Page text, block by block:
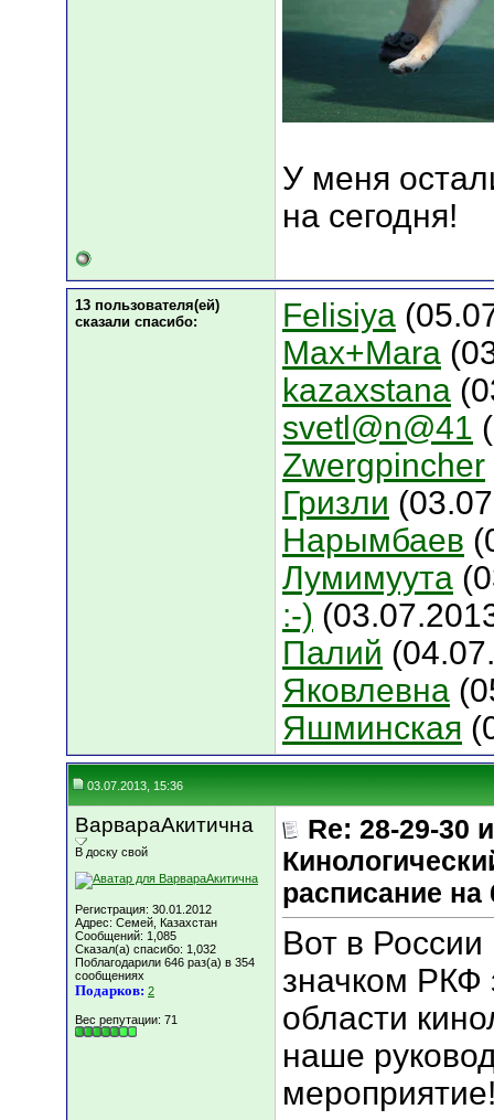
У меня
на сегодня!
13 пользователя(ей)
сказали cпасибо:
Felisiya
Max+Mara
kazaxstana
svetl@n@41
Zwergpincher
Гризли
Нарымбаев
Лумимуута
:-)
Палий
Яковлевна
Яшминская
03.07.2013, 15:36
ВарвараАкитична
В доску свой
Регистрация: 30.01.2012
Адрес: Семей, Казахстан
Сообщений: 1,085
Сказал(а) спасибо: 1,032
Поблагодарили 646 раз(а) в 354
сообщениях
Подарков: 2
Вес репутации: 71
Re: 28-29-
расписание на
Вот в
значком РКФ
области
наше